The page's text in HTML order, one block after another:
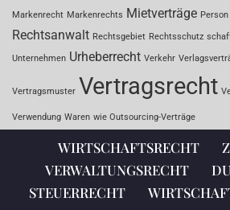
Markenrecht Markenrechts Mietverträge Person
Rechtsanwalt Rechtsgebiet Rechtsschutz
Unternehmen Urheberrecht Verkehr
Vertragsmuster Vertragsrecht
Verwendung Waren wie Outsourcing-Verträge
WIRTSCHAFTSRECHT
VERWALTUNGSRECHT
STEUERRECHT